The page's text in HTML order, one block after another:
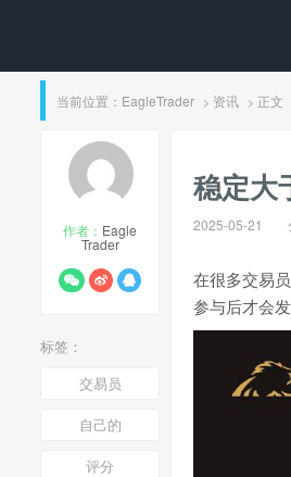
当前位置： EagleTrader > 资讯 > 正文
作者： Eagle
Trader
标签：
交易员
自己的
评分
稳定大
2025-05-21
在很多交易
参与后才会